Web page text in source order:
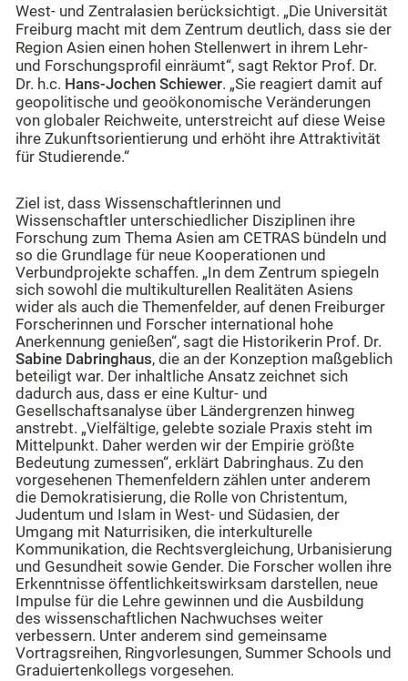
West- und Zentralasien berücksichtigt. „Die Universität
Freiburg macht mit dem Zentrum deutlich, dass sie der
Region Asien einen hohen Stellenwert in ihrem Lehr-
und Forschungsprofil einräumt“, sagt Rektor Prof. Dr.
Dr. h.c. Hans-Jochen Schiewer. „Sie reagiert damit auf
geopolitische und geoökonomische Veränderungen
von globaler Reichweite, unterstreicht auf diese Weise
ihre Zukunftsorientierung und erhöht ihre Attraktivität
für Studierende.“
Ziel ist, dass Wissenschaftlerinnen und
Wissenschaftler unterschiedlicher Disziplinen ihre
Forschung zum Thema Asien am CETRAS bündeln und
so die Grundlage für neue Kooperationen und
Verbundprojekte schaffen. „In dem Zentrum spiegeln
sich sowohl die multikulturellen Realitäten Asiens
wider als auch die Themenfelder, auf denen Freiburger
Forscherinnen und Forscher international hohe
Anerkennung genießen“, sagt die Historikerin Prof. Dr.
Sabine Dabringhaus, die an der Konzeption maßgeblich
beteiligt war. Der inhaltliche Ansatz zeichnet sich
dadurch aus, dass er eine Kultur- und
Gesellschaftsanalyse über Ländergrenzen hinweg
anstrebt. „Vielfältige, gelebte soziale Praxis steht im
Mittelpunkt. Daher werden wir der Empirie größte
Bedeutung zumessen“, erklärt Dabringhaus. Zu den
vorgesehenen Themenfeldern zählen unter anderem
die Demokratisierung, die Rolle von Christentum,
Judentum und Islam in West- und Südasien, der
Umgang mit Naturrisiken, die interkulturelle
Kommunikation, die Rechtsvergleichung, Urbanisierung
und Gesundheit sowie Gender. Die Forscher wollen ihre
Erkenntnisse öffentlichkeitswirksam darstellen, neue
Impulse für die Lehre gewinnen und die Ausbildung
des wissenschaftlichen Nachwuchses weiter
verbessern. Unter anderem sind gemeinsame
Vortragsreihen, Ringvorlesungen, Summer Schools und
Graduiertenkollegs vorgesehen.